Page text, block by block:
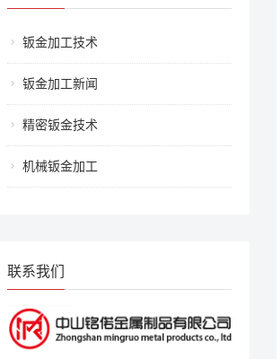
钣金加工技术
钣金加工新闻
精密钣金技术
机械钣金加工
联系我们